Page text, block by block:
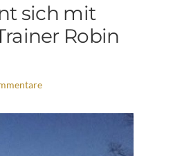
sich mit
Robin